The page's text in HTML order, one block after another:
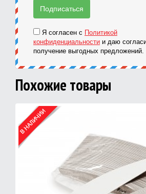
Я согласен с Политикой
конфиденциальности и даю
получение выгодных предложений.
Похожие товары